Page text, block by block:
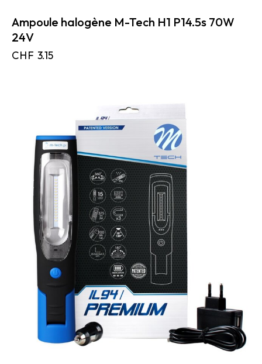
Ampoule halogène M-Tech H1 P14.5s 70W
24V
CHF 3.15